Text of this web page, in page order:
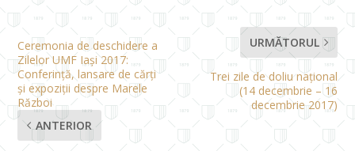
Ceremonia de deschidere a
Zilelor UMF Iași 2017:
Conferință, lansare de cărți
și expoziții despre Marele
Război
ANTERIOR
URMĂTORUL
Trei zile de doliu național
(14 decembrie – 16
decembrie 2017)